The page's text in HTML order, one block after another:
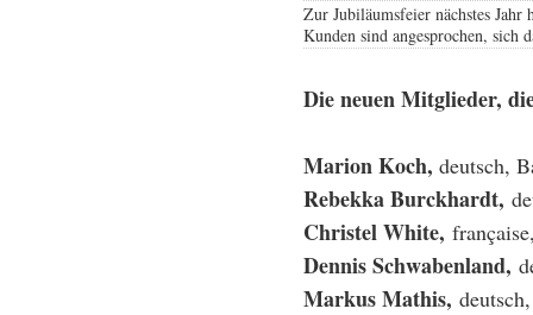
Zur Jubiläumsfeier nächstes
Kunden sind angesprochen, sich
Die neuen Mitglieder,
Marion Koch, deutsch,
Rebekka Burckhardt,
Christel White,
Dennis Schwabenland,
Markus Mathis,